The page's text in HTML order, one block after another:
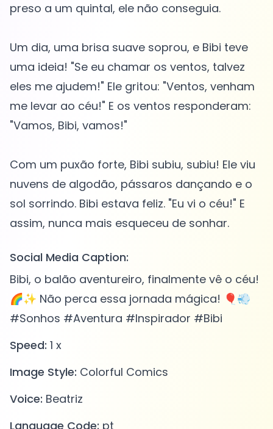
preso a um quintal, ele não conseguia.
Um dia, uma brisa suave soprou, e Bibi teve
uma ideia! "Se eu chamar os ventos, talvez
eles me ajudem!" Ele gritou: "Ventos, venham
me levar ao céu!" E os ventos responderam:
"Vamos, Bibi, vamos!"
Com um puxão forte, Bibi subiu, subiu! Ele viu
nuvens de algodão, pássaros dançando e o
sol sorrindo. Bibi estava feliz. "Eu vi o céu!" E
Social Media Caption:
Bibi, o balão aventureiro, finalmente vê o céu!
🌈✨ Não perca essa jornada mágica! 🎈💨
#Sonhos #Aventura #Inspirador #Bibi
Speed: 1 x
Image Style: Colorful Comics
Voice: Beatriz
Language Code: pt